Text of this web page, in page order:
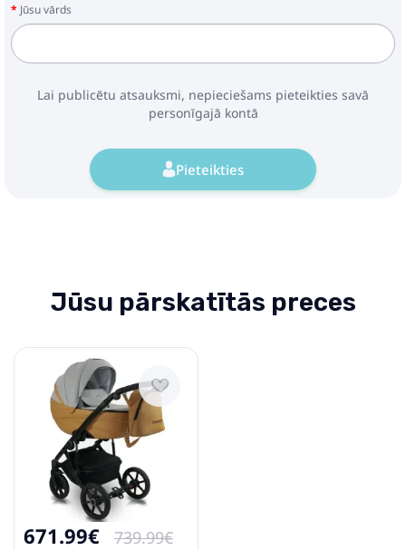
Jūsu vārds
Lai publicētu atsauksmi, nepieciešams pieteikties savā
personīgajā kontā
Pieteikties
Jūsu pārskatītās preces
671.99€ 739.99€